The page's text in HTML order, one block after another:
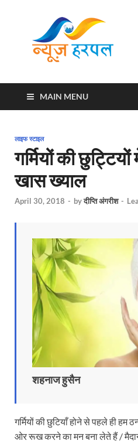
MAIN MENU
लाइफ स्टाइल
गर्मियों की
खास ख्याल
April 30, 2018 - byदीप्ति अंगरीश -
शहनाज हुसैन
गर्मियों की छुटियाँ होने से पहले ही हम
ओर रूख करने का मन बना लेते हैं /